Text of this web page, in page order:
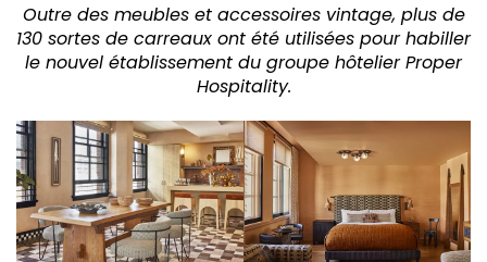
Outre des meubles et accessoires vintage, plus de
130 sortes de carreaux ont été utilisées pour habiller
le nouvel établissement du groupe hôtelier Proper
Hospitality.